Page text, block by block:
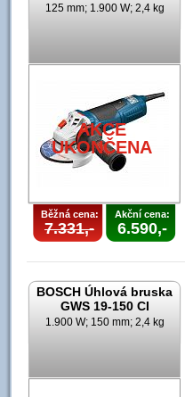
125 mm; 1.900 W; 2,4 kg
AKCE
UKONČENA
Běžná cena:
7.331,-
Akční cena:
6.590,-
BOSCH Úhlová bruska
GWS 19-150 CI
1.900 W; 150 mm; 2,4 kg